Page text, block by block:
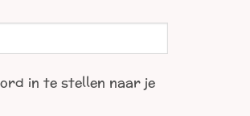
in te stellen naar je